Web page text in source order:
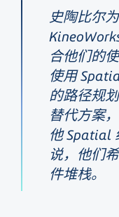
史陶比尔
合他们的
使用
的路径规
替代方案
他 Spatial
说，他们
件堆栈。